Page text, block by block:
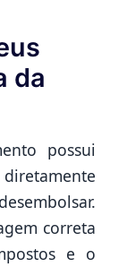
da
possui
correta
e o